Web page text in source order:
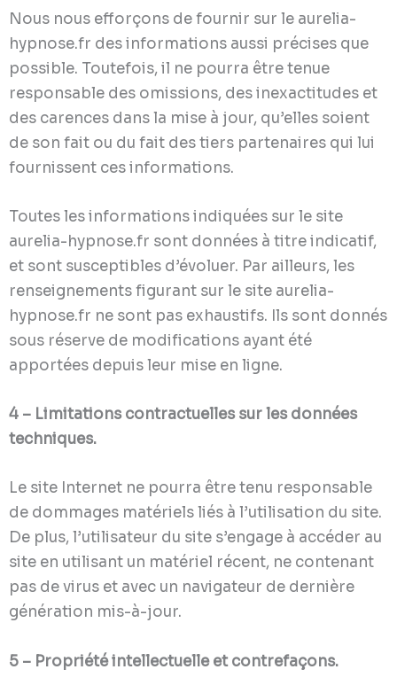
Nous nous efforçons de fournir sur le aurelia-
hypnose.fr des informations aussi précises que
possible. Toutefois, il ne pourra être tenue
responsable des omissions, des inexactitudes et
des carences dans la mise à jour, qu’elles soient
de son fait ou du fait des tiers partenaires qui lui
fournissent ces informations.
Toutes les informations indiquées sur le site
aurelia-hypnose.fr sont données à titre indicatif,
et sont susceptibles d’évoluer. Par ailleurs, les
renseignements figurant sur le site aurelia-
hypnose.fr ne sont pas exhaustifs. Ils sont donnés
sous réserve de modifications ayant été
apportées depuis leur mise en ligne.
4 – Limitations contractuelles sur les données
techniques.
Le site Internet ne pourra être tenu responsable
de dommages matériels liés à l’utilisation du site.
De plus, l’utilisateur du site s’engage à accéder au
site en utilisant un matériel récent, ne contenant
pas de virus et avec un navigateur de dernière
génération mis-à-jour.
5 – Propriété intellectuelle et contrefaçons.